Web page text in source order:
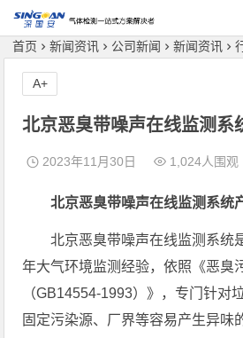
深国安
首页 新闻资讯 公司新闻 新闻资讯
北京恶臭带噪声在线监测系
2023年11月30日 1,024人围观
北京恶臭带噪声在线监测系统
北京恶臭带噪声在线监测系统
年大气环境监测经验，依照《恶臭
（GB14554-1993）》，专门针对
固定污染源、厂界等容易产生异味
A+